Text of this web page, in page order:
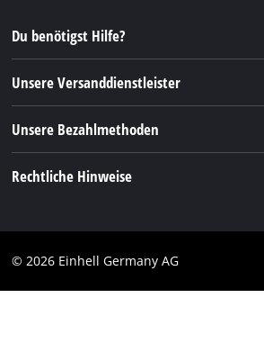
FAQs
Rücksendungen / Widerruf
Verpackungsrichtlinien
Hinweise zur Batterieentsorgung
Vertrag widerrufen
Instagram
TikTok
Pinterest
Linkedin
Du benötigst Hilfe?
Unsere Versanddienstleister
Unsere Bezahlmethoden
Rechtliche Hinweise
Impressum
© 2026 Einhell Germany AG